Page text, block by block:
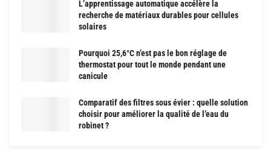
L’apprentissage automatique accélère la
recherche de matériaux durables pour cellules
solaires
Pourquoi 25,6°C n’est pas le bon réglage de
thermostat pour tout le monde pendant une
canicule
Comparatif des filtres sous évier : quelle solution
choisir pour améliorer la qualité de l’eau du
robinet ?